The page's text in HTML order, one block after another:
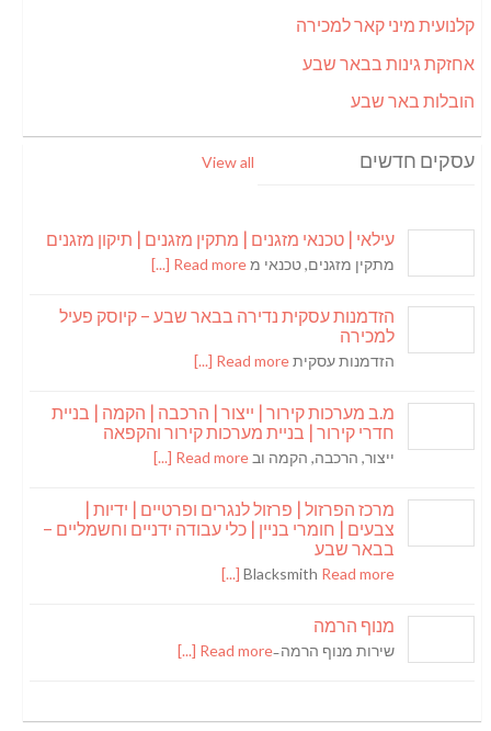
קלנועית מיני קאר למכירה
אחזקת גינות בבאר שבע
הובלות באר שבע
עסקים חדשים View all
עילאי | טכנאי מזגנים | מתקין מזגנים | תיקון מזגנים
מתקין מזגנים, טכנאי מRead more [...]
הזדמנות עסקית נדירה בבאר שבע – קיוסק פעיל
למכירה
הזדמנות עסקיתRead more [...]
מ.ב מערכות קירור | ייצור | הרכבה | הקמה | בניית
חדרי קירור | בניית מערכות קירור והקפאה
ייצור, הרכבה, הקמה וב Read more [...]
מרכז הפרזול | פרזול לנגרים ופרטיים | ידיות |
צבעים | חומרי בניין | כלי עבודה ידניים וחשמליים –
בבאר שבע
Blacksmith Read more [...]
מנוף הרמה
שירות מנוף הרמה ̵Read more [...]